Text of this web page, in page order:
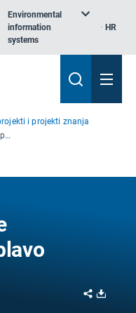
Environmental
information
systems
HR
i projekti znanja
Klimatski pametne obalne prakse za plavo upravljanje
Share